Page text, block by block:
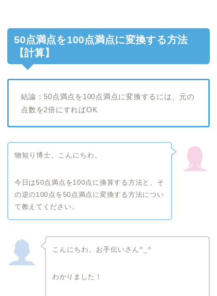
50点満点を100点満点に変換する方法
【計算】
結論：50点満点を100点満点に変換するには、元の
点数を2倍にすればOK
物知り博士、こんにちわ。
今日は50点満点を100点に換算する方法と、そ
の逆の100点を50点満点に変換する方法につい
て教えてください。
こんにちわ、お手伝いさん^_^
わかりました！